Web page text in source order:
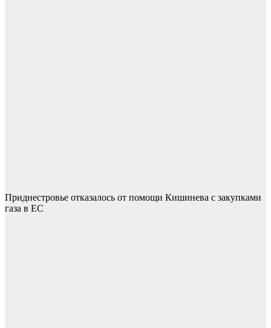
Приднестровье отказалось от помощи Кишинева с закупками
газа в ЕС